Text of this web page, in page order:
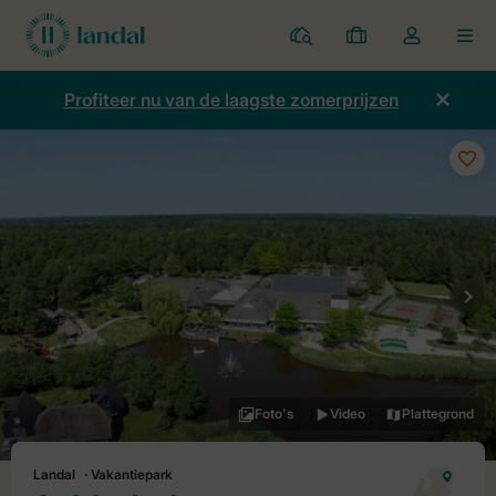
Parken
Mijn
boekingen
Open
de
dropdown
account
Profiteer nu van de laagste zomerprijzen